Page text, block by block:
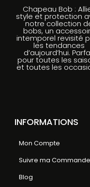
Chapeau Bob :
style et protection
notre collection
bobs, un
intemporel revisité
les tendances
d’aujourd’hui.
pour toutes les
et toutes les
INFORMATIONS
Mon Compte
Suivre ma Commande
Blog